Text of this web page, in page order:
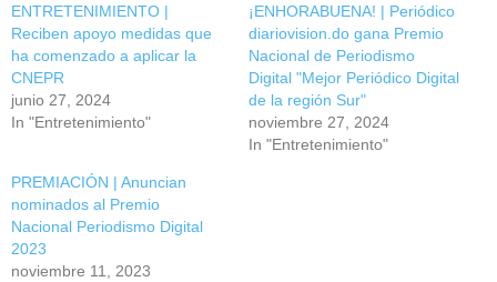
ENTRETENIMIENTO |
Reciben apoyo medidas que
ha comenzado a aplicar la
CNEPR
junio 27, 2024
In "Entretenimiento"
¡ENHORABUENA! | Periódico
diariovision.do gana Premio
Nacional de Periodismo
Digital "Mejor Periódico Digital
de la región Sur"
noviembre 27, 2024
In "Entretenimiento"
PREMIACIÓN | Anuncian
nominados al Premio
Nacional Periodismo Digital
2023
noviembre 11, 2023